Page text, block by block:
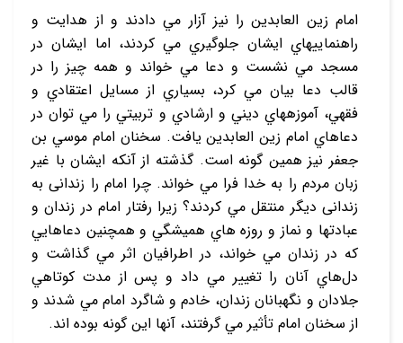
امام زين العابدين را نيز آزار مي‏ دادند و از هدايت و
راهنمايي‏هاي ايشان جلوگيري مي‏ کردند، اما ايشان در
مسجد مي ‏نشست و دعا مي‏ خواند و همه چيز را در
قالب دعا بيان مي‏ کرد، بسياري از مسايل اعتقادي و
فقهي، آموزه‏هاي ديني و ارشادي و تربيتي را مي ‏توان در
دعاهاي امام زين العابدين يافت. سخنان امام موسي بن
جعفر نيز همين گونه است. گذشته از آنکه ايشان با غير
زبان مردم را به خدا فرا مي ‏خواند. چرا امام را زندانی به
زندانی دیگر منتقل مي‏ کردند؟ زيرا رفتار امام در زندان و
عبادت‏ها و نماز و روزه‏ هاي هميشگي و همچنين دعاهايي
که در زندان مي ‏خواند، در اطرافيان اثر مي‏ گذاشت و
دل‌هاي آنان را تغيير مي ‏داد و پس از مدت کوتاهي
جلادان و نگهبانان زندان، خادم و شاگرد امام مي ‏شدند و
از سخنان امام تأثير مي‏ گرفتند، آنها اين گونه بوده ‏اند.